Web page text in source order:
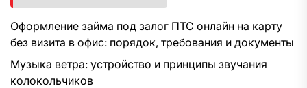
Оформление займа под залог ПТС онлайн на карту
без визита в офис: порядок, требования и документы
Музыка ветра: устройство и принципы звучания
колокольчиков